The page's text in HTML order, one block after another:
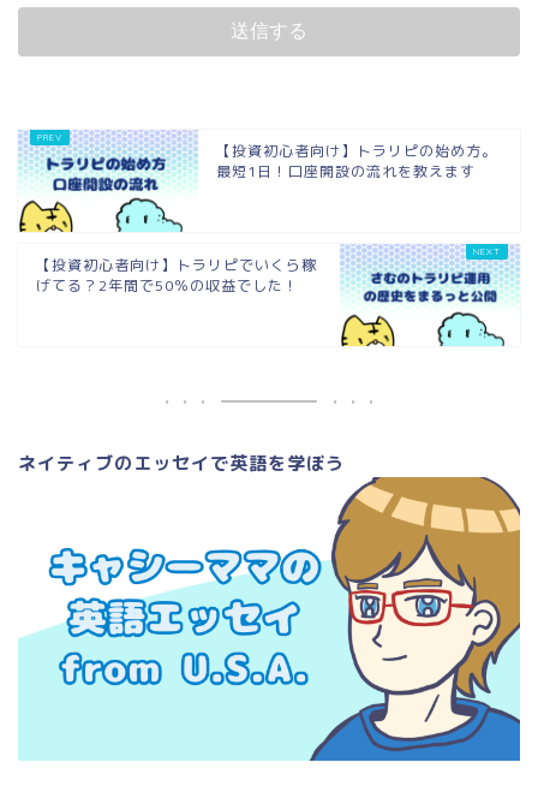
【投資初心者向け】トラリピの始め方。
最短1日！口座開設の流れを教えます
【投資初心者向け】トラリピでいくら稼
げてる？2年間で50％の収益でした！
ネイティブのエッセイで英語を学ぼう